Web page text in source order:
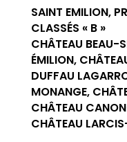
SAINT EMILION,
CLASSÉS « B »
CHÂTEAU BEAU-
ÉMILION,
DUFFAU
MONANGE,
CHÂTEAU
CHÂTEAU